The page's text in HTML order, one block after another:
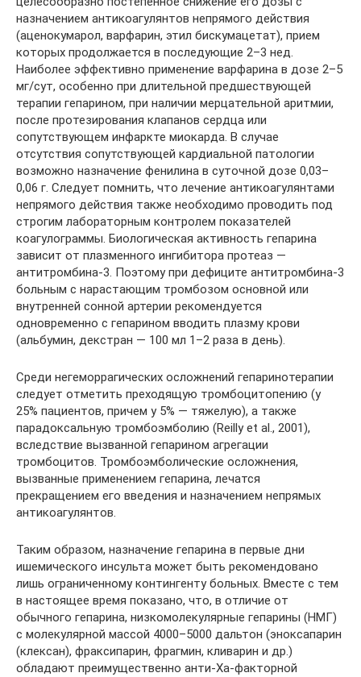
назначением антикоагулянтов непрямого действия
(аценокумарол, варфарин, этил бискумацетат), прием
которых продолжается в последующие 2–3 нед.
Наиболее эффективно применение варфарина в дозе 2–5
мг/сут, особенно при длительной предшествующей
терапии гепарином, при наличии мерцательной аритмии,
после протезирования клапанов сердца или
сопутствующем инфаркте миокарда. В случае
отсутствия сопутствующей кардиальной патологии
возможно назначение фенилина в суточной дозе 0,03–
0,06 г. Следует помнить, что лечение антикоагулянтами
непрямого действия также необходимо проводить под
строгим лабораторным контролем показателей
коагулограммы. Биологическая активность гепарина
зависит от плазменного ингибитора протеаз —
антитромбина-3. Поэтому при дефиците антитромбина-3
больным с нарастающим тромбозом основной или
внутренней сонной артерии рекомендуется
одновременно с гепарином вводить плазму крови
(альбумин, декстран — 100 мл 1–2 раза в день).
Среди негеморрагических осложнений гепаринотерапии
следует отметить преходящую тромбоцитопению (у
25% пациентов, причем у 5% — тяжелую), а также
парадоксальную тромбоэмболию (Reilly et al., 2001),
вследствие вызванной гепарином агрегации
тромбоцитов. Тромбоэмболические осложнения,
вызванные применением гепарина, лечатся
прекращением его введения и назначением непрямых
антикоагулянтов.
Таким образом, назначение гепарина в первые дни
ишемического инсульта может быть рекомендовано
лишь ограниченному контингенту больных. Вместе с тем
в настоящее время показано, что, в отличие от
обычного гепарина, низкомолекулярные гепарины (НМГ)
с молекулярной массой 4000–5000 дальтон (эноксапарин
(клексан), фраксипарин, фрагмин, кливарин и др.)
обладают преимущественно анти-Ха-факторной